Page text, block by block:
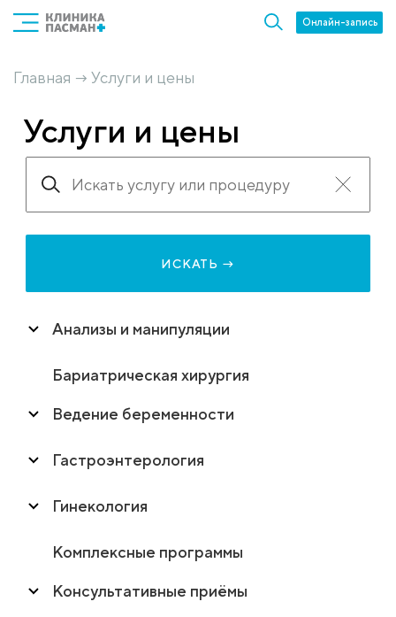
Онлайн-запись
Главная → Услуги и цены
Услуги и цены
ИСКАТЬ →
Анализы и манипуляции
Бариатрическая хирургия
Ведение беременности
Гастроэнтерология
Гинекология
Комплексные программы
Консультативные приёмы